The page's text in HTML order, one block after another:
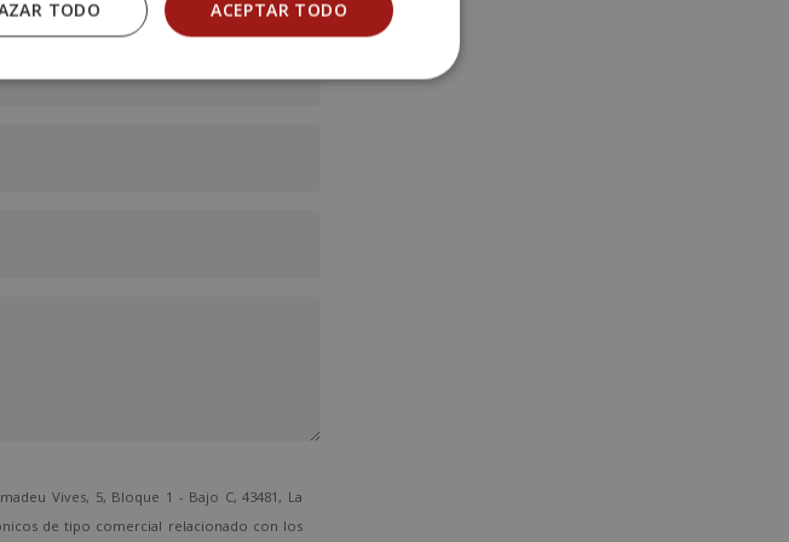
Vives, 5, Bloque 1 - Bajo C, 43481, La
de tipo comercial relacionado con los
ACEPTAR TODO
TODO